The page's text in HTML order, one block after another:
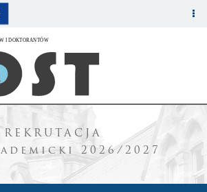
REKRUTACJA
2026/2027